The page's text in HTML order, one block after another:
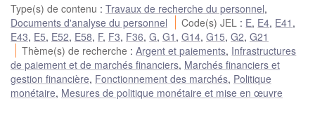
Type(s) de contenu : Travaux de recherche du personnel,
Documents d'analyse du personnel
Code(s) JEL : E, E4, E41 ,
E43, E5, E52, E58, F, F3, F36, G, G1 , G14, G15, G2, G21
Thème(s) de recherche :Argent et paiements, Infrastructures
de paiement et de marchés financiers, Marchés financiers et
gestion financière, Fonctionnement des marchés, Politique
monétaire, Mesures de politique monétaire et mise en œuvre